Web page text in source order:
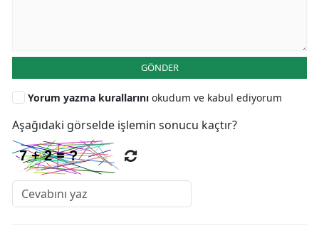
GÖNDER
Yorum yazma kurallarını okudum ve kabul ediyorum
Aşağıdaki görselde işlemin sonucu kaçtır?